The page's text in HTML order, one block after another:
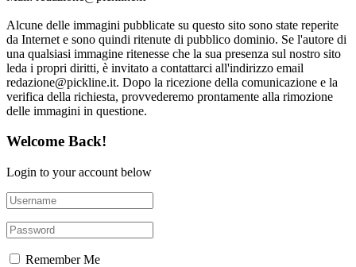
Alcune delle immagini pubblicate su questo sito sono state reperite
da Internet e sono quindi ritenute di pubblico dominio. Se l'autore di
una qualsiasi immagine ritenesse che la sua presenza sul nostro sito
leda i propri diritti, è invitato a contattarci all'indirizzo email
redazione@pickline.it. Dopo la ricezione della comunicazione e la
verifica della richiesta, provvederemo prontamente alla rimozione
delle immagini in questione.
Welcome Back!
Login to your account below
Remember Me